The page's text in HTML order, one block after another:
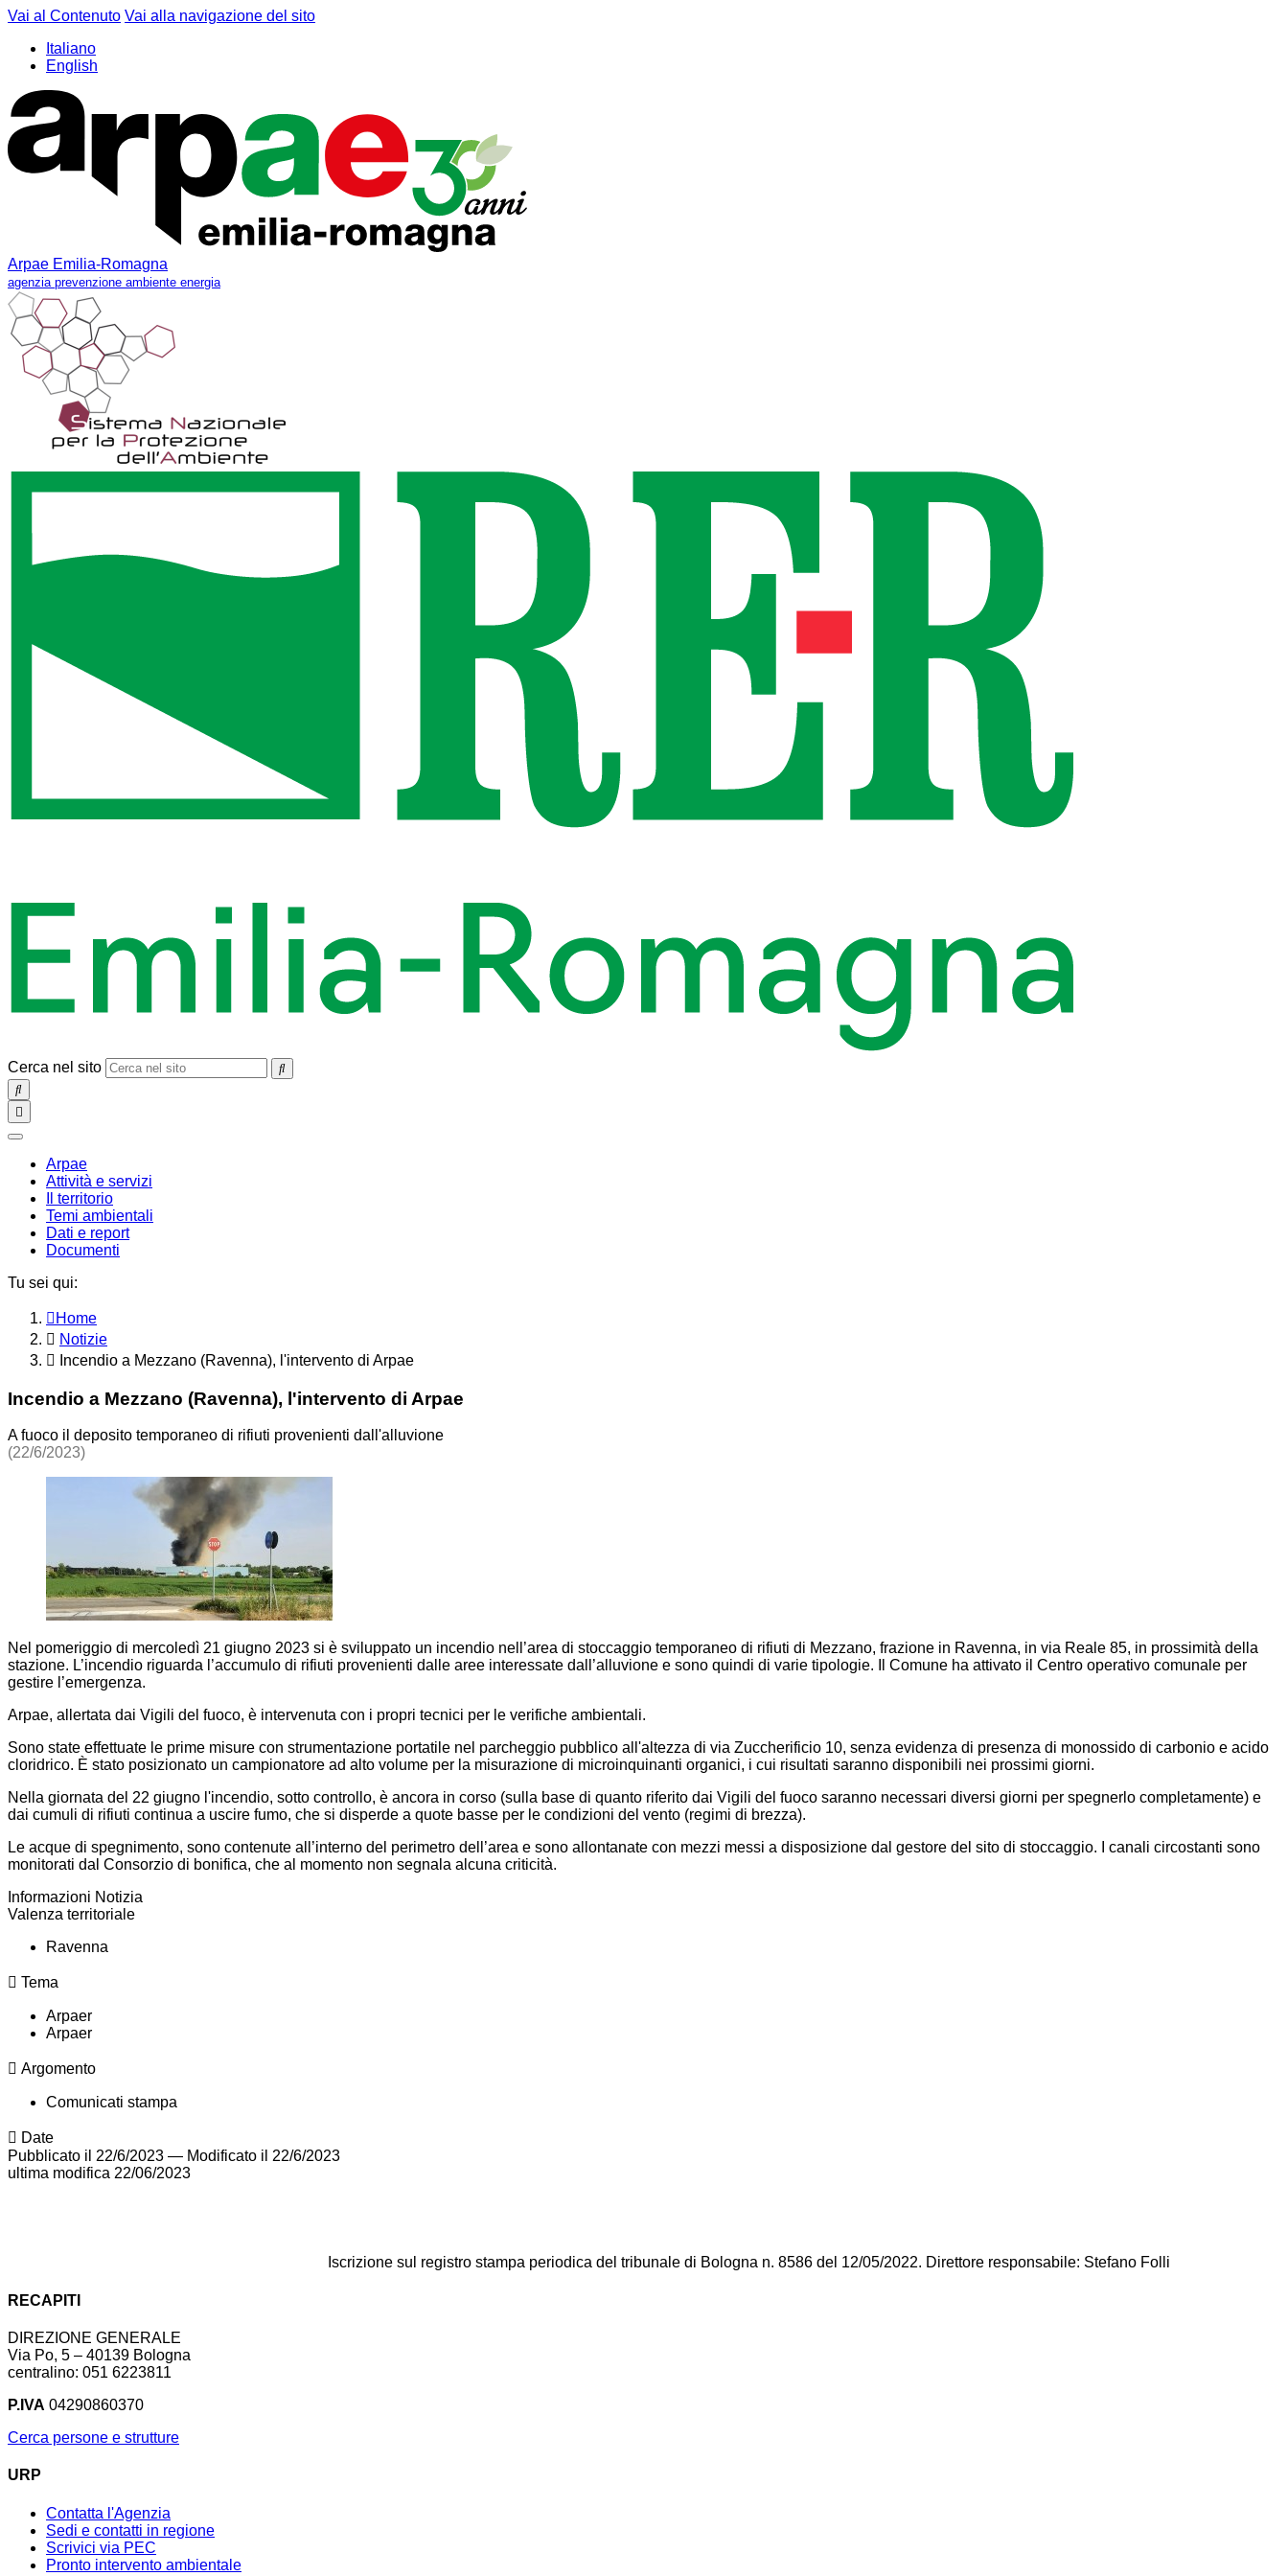
Vai al Contenuto Vai alla navigazione del sito
Italiano
English
Arpae Emilia-Romagna
agenzia prevenzione ambiente energia
Cerca nel sito
SEARCH
Toggle
navigation
chiudi
Arpae
Attività e servizi
Il territorio
Temi ambientali
Dati e report
Documenti
Tu sei qui:
Home
Notizie
Incendio a Mezzano (Ravenna), l'intervento di Arpae
Incendio a Mezzano (Ravenna), l'intervento di Arpae
A fuoco il deposito temporaneo di rifiuti provenienti dall'alluvione
(22/6/2023)
Nel pomeriggio di mercoledì 21 giugno 2023 si è sviluppato un incendio nell’area di stoccaggio temporaneo di rifiuti di Mezzano, frazione in Ravenna, in via Reale 85, in prossimità della
stazione. L’incendio riguarda l’accumulo di rifiuti provenienti dalle aree interessate dall’alluvione e sono quindi di varie tipologie. Il Comune ha attivato il Centro operativo comunale per
gestire l’emergenza.
Arpae, allertata dai Vigili del fuoco, è intervenuta con i propri tecnici per le verifiche ambientali.
Sono state effettuate le prime misure con strumentazione portatile nel parcheggio pubblico all'altezza di via Zuccherificio 10, senza evidenza di presenza di monossido di carbonio e acido
cloridrico. È stato posizionato un campionatore ad alto volume per la misurazione di microinquinanti organici, i cui risultati saranno disponibili nei prossimi giorni.
Nella giornata del 22 giugno l'incendio, sotto controllo, è ancora in corso (sulla base di quanto riferito dai Vigili del fuoco saranno necessari diversi giorni per spegnerlo completamente) e
dai cumuli di rifiuti continua a uscire fumo, che si disperde a quote basse per le condizioni del vento (regimi di brezza).
Le acque di spegnimento, sono contenute all’interno del perimetro dell’area e sono allontanate con mezzi messi a disposizione dal gestore del sito di stoccaggio. I canali circostanti sono
monitorati dal Consorzio di bonifica, che al momento non segnala alcuna criticità.
Informazioni Notizia
Valenza territoriale
Ravenna
Tema
Arpaer
Arpaer
Argomento
Comunicati stampa
Date
Pubblicato il 22/6/2023 — Modificato il 22/6/2023
ultima modifica 22/06/2023
Iscrizione sul registro stampa periodica del tribunale di Bologna n. 8586 del 12/05/2022. Direttore responsabile: Stefano Folli
RECAPITI
DIREZIONE GENERALE
Via Po, 5 – 40139 Bologna
centralino: 051 6223811
P.IVA 04290860370
Cerca persone e strutture
URP
Contatta l'Agenzia
Sedi e contatti in regione
Scrivici via PEC
Pronto intervento ambientale